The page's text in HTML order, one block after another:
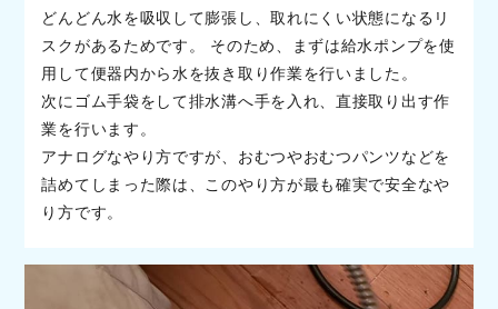
どんどん水を吸収して膨張し、取れにくい状態になるリ
スクがあるためです。 そのため、まずは給水ポンプを使
用して便器内から水を抜き取り作業を行いました。
次にゴム手袋をして排水溝へ手を入れ、直接取り出す作
業を行います。
アナログなやり方ですが、おむつやおむつパンツなどを
詰めてしまった際は、このやり方が最も確実で安全なや
り方です。